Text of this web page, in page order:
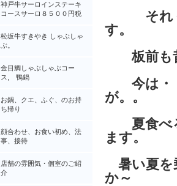
それく
す。
板前も昔
今は・・
が。。
夏食べる
ます。
暑い夏を
か～
神戸牛サーロインステーキ
コースサーロ８５００円税
松坂牛すきやき しゃぶしゃ
ぶ。
金目鯛しゃぶしゃぶコー
ス, 鴨鍋
お鍋、クエ、ふぐ、のお持
ち帰り
顔合わせ、お食い初め、法
事、接待
店舗の雰囲気・個室のご紹
介